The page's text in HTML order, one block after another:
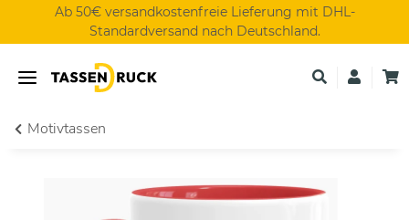
Ab 50€ versandkostenfreie Lieferung mit DHL-
Standardversand nach Deutschland.
Motivtassen